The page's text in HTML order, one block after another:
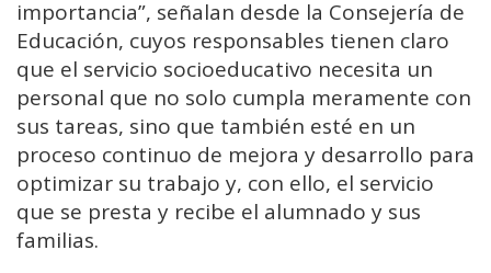
importancia”, señalan desde la Consejería de
Educación, cuyos responsables tienen claro
que el servicio socioeducativo necesita un
personal que no solo cumpla meramente con
sus tareas, sino que también esté en un
proceso continuo de mejora y desarrollo para
optimizar su trabajo y, con ello, el servicio
que se presta y recibe el alumnado y sus
familias.